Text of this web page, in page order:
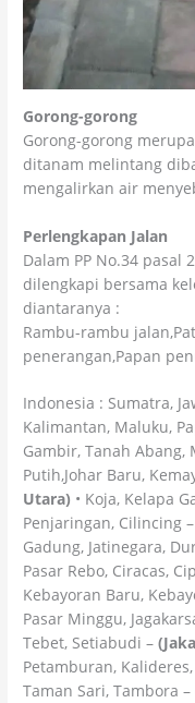
Gorong-gorong
Gorong-gorong
ditanam melintang
mengalirkan air
Perlengkapan Jalan
Dalam PP No.34 pasal
dilengkapi bersama
diantaranya :
Rambu-rambu
penerangan,Papan
Indonesia : Sumatra,
Kalimantan, Maluku,
Gambir, Tanah Abang,
Putih,Johar Baru,
Utara) • Koja, Kelapa
Penjaringan, Cilincing
Gadung, Jatinegara,
Pasar Rebo, Ciracas,
Kebayoran Baru,
Pasar Minggu,
Tebet, Setiabudi –
Petamburan,
Taman Sari, Tambora –